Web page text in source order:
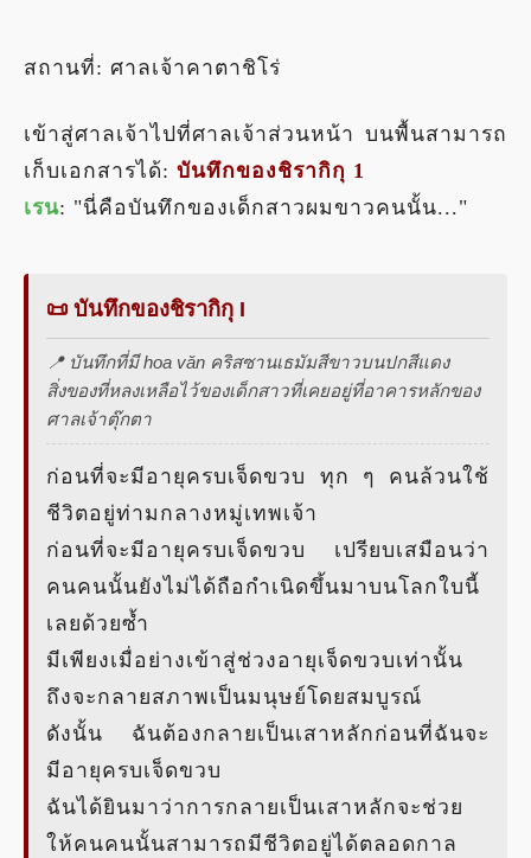
สถานที่: ศาลเจ้าคาตาชิโร่
เข้าสู่ศาลเจ้าไปที่ศาลเจ้าส่วนหน้า บนพื้นสามารถ
เก็บเอกสารได้: บันทึกของชิรากิกุ 1
เรน: "นี่คือบันทึกของเด็กสาวผมขาวคนนั้น..."
📜 บันทึกของชิรากิกุ I
📍 บันทึกที่มี hoa văn คริสซานเธมัมสีขาวบนปกสีแดง
สิ่งของที่หลงเหลือไว้ของเด็กสาวที่เคยอยู่ที่อาคารหลักของ
ศาลเจ้าตุ๊กตา
ก่อนที่จะมีอายุครบเจ็ดขวบ ทุก ๆ คนล้วนใช้
ชีวิตอยู่ท่ามกลางหมู่เทพเจ้า
ก่อนที่จะมีอายุครบเจ็ดขวบ เปรียบเสมือนว่า
คนคนนั้นยังไม่ได้ถือกำเนิดขึ้นมาบนโลกใบนี้
เลยด้วยซ้ำ
มีเพียงเมื่อย่างเข้าสู่ช่วงอายุเจ็ดขวบเท่านั้น
ถึงจะกลายสภาพเป็นมนุษย์โดยสมบูรณ์
ดังนั้น ฉันต้องกลายเป็นเสาหลักก่อนที่ฉันจะ
มีอายุครบเจ็ดขวบ
ฉันได้ยินมาว่าการกลายเป็นเสาหลักจะช่วย
ให้คนคนนั้นสามารถมีชีวิตอยู่ได้ตลอดกาล